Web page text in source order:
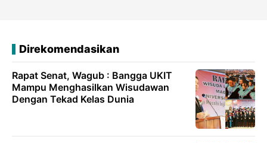
Direkomendasikan
Rapat Senat, Wagub : Bangga UKIT
Mampu Menghasilkan Wisudawan
Dengan Tekad Kelas Dunia